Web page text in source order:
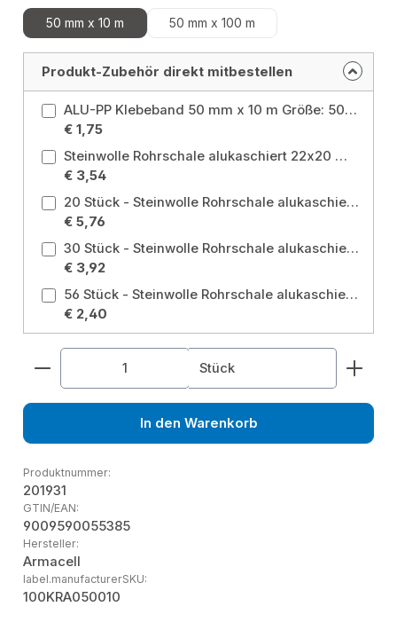
50 mm x 10 m 50 mm x 100 m
Produkt-Zubehör direkt mitbestellen
ALU-PP Klebeband 50 mm x 10 m Größe: 50 mm x 10 m
€ 1,75
Steinwolle Rohrschale alukaschiert 22x20 mm, Länge 1m Größe: 22 mm
€ 3,54
20 Stück - Steinwolle Rohrschale alukaschiert 28x30 mm Größe: 28 mm
€ 5,76
30 Stück - Steinwolle Rohrschale alukaschiert 22 x 23 mm 100% EnEV Größe: 22 mm
€ 3,92
56 Stück - Steinwolle Rohrschale alukaschiert 15x15 mm 50% EnEV Größe: 15 mm
€ 2,40
Produkt Anzahl: Gib den gewünschten Wert
Stück
In den Warenkorb
Produktnummer:
201931
GTIN/EAN:
9009590055385
Hersteller:
Armacell
label.manufacturerSKU:
100KRA050010